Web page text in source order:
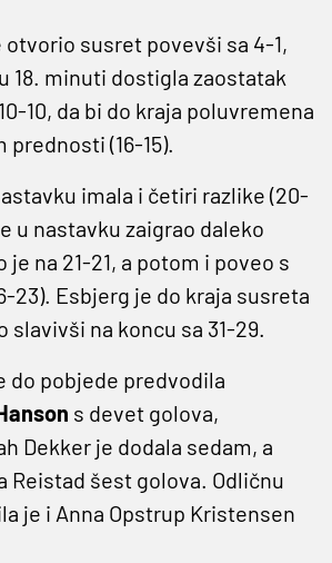
otvorio susret povevši sa 4-1,
18. minuti dostigla zaostatak
10, da bi do kraja poluvremena
prednosti (16-15).
imala i četiri razlike (20-
u nastavku zaigrao daleko
na 21-21, a potom i poveo s
23). Esbjerg je do kraja susreta
slavivši na koncu sa 31-29.
do pobjede predvodila
s devet golova,
Dekker je dodala sedam, a
Reistad šest golova. Odličnu
je i Anna Opstrup Kristensen